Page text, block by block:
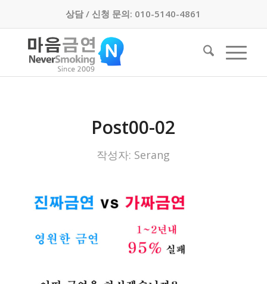
상담 / 신청 문의: 010-5140-4861
Post00-02
작성자: Serang